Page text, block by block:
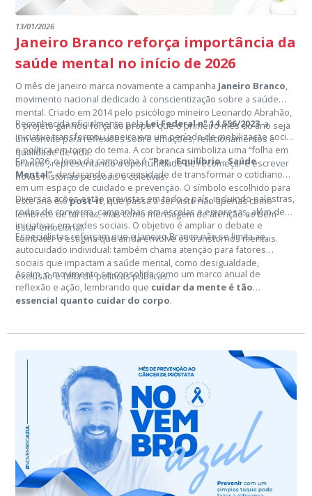
13/01/2026
Janeiro Branco reforça importância da
saúde mental no início de 2026
O mês de janeiro marca novamente a campanha Janeiro Branco,
movimento nacional dedicado à conscientização sobre a saúde
mental. Criado em 2014 pelo psicólogo mineiro Leonardo Abrahão,
o projeto ganhou força ao propor que o primeiro mês do ano seja
um convite para reflexões sobre emoções, relacionamentos e
qualidade de vida.
Reconhecida oficialmente pelaLei Federal nº 14.556/2023, a
iniciativa transformou janeiro em um período de mobilização social
e política em torno do tema. A cor branca simboliza uma “folha em
branco”, representando a oportunidade de recomeçar e escrever
novas histórias pessoais e coletivas.
Em 2026, o lema da campanha é“Paz · Equilíbrio · Saúde
Mental”, destacando a necessidade de transformar o cotidiano
em um espaço de cuidado e prevenção. O símbolo escolhido para
este ano é opost-it, que passa a ser visto não apenas como
lembrete de tarefas, mas como mensagem de atenção ao bem-
estar emocional.
Diversas ações estão previstas em todo o país, incluindo palestras,
rodas de conversa, campanhas em escolas e empresas, além de
iniciativas em redes sociais. O objetivo é ampliar o debate e
combater o estigma que ainda envolve os transtornos mentais.
Especialistas reforçam que o Janeiro Branco não se limita ao
autocuidado individual: também chama atenção para fatores
sociais que impactam a saúde mental, como desigualdade,
exclusão e falta de políticas públicas.
Assim, o movimento se consolida como um marco anual de
reflexão e ação, lembrando que cuidar da mente é tão
essencial quanto cuidar do corpo.